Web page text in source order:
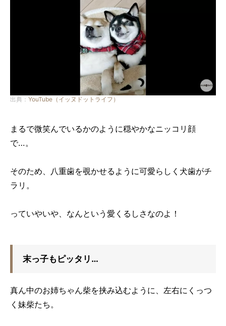
出典： YouTube（イッヌドットライフ）
まるで微笑んでいるかのように穏やかなニッコリ顔
で…。
そのため、八重歯を覗かせるように可愛らしく犬歯がチ
ラリ。
っていやいや、なんという愛くるしさなのよ！
末っ子もピッタリ…
真ん中のお姉ちゃん柴を挟み込むように、左右にくっつ
く妹柴たち。